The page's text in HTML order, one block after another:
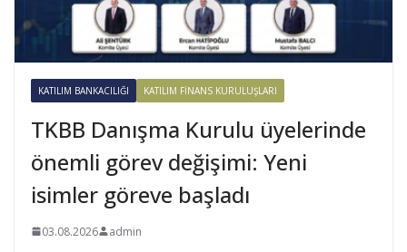
KATILIM BANKACILIĞI KATILIM FINANS KURULUŞLARI
TKBB Danışma Kurulu üyelerinde
önemli görev değişimi: Yeni
isimler göreve başladı
03.08.2026 admin